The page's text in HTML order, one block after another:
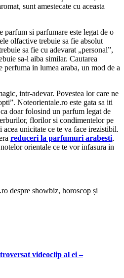
sunt amestecate cu aceasta
si parfumare este legat de o
olfactive trebuie sa fie absolut
sa fie cu adevarat „personal”,
sa-l aiba similar. Cautarea
perfuma in lumea araba, un mod de a
intr-adevar. Povestea lor care ne
Noteorientale.ro este gata sa iti
doar folosind un parfum legat de
florilor si condimentelor pe
unicitate ce te va face irezistibil.
reduceri la parfumuri arabesti,
orientale ce te vor infasura in
despre showbiz, horoscop și
videoclip al ei –